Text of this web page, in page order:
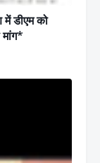
में डीएम को